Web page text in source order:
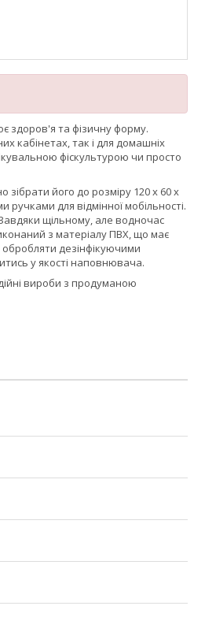
здоров'я та фізичну форму.
кабінетах, так і для домашніх
фіскультурою чи просто
його до розміру 120 x 60 x
для відмінної мобільності.
щільному, але водночас
з матеріалу ПВХ, що має
обробляти дезінфікуючими
у якості наповнювача.
вироби з продуманою